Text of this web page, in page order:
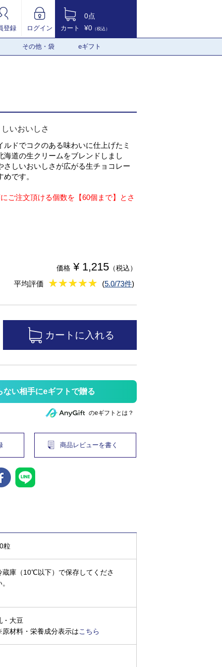
登録 ログイン カート
0点
¥0 （税込）
その他・袋 eギフト
いおいしさ
ルドでコクのある味わいに仕上げたミ
海道の生クリームをブレンドしまし
さしいおいしさが広がる生チョコレー
です。
ご注文頂ける個数を【60個まで】とさ
価格 ¥ 1,215 （税込）
平均評価 ★★★★★
★★★★★ (5.0/73件)
ない相手にeギフトで贈る
のeギフトとは？
商品レビューを書く
粒
蔵庫（10℃以下）で保存してくださ
・大豆
材料・栄養成分表示はこちら